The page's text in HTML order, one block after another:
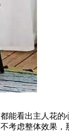
能看出主人花的
虑整体效果，